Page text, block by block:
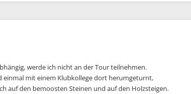
werde ich nicht an der Tour teilnehmen.
einmal mit einem Klubkollege dort herumgeturnt,
auf den bemoosten Steinen und auf den Holzsteigen.